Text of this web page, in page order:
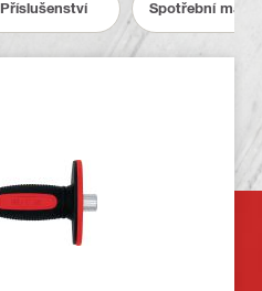
Příslušenství Spotřební